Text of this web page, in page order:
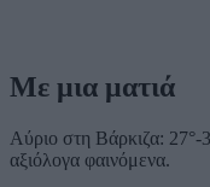
Με μια ματιά
Αύριο στη Βάρκιζα: 27°-
αξιόλογα φαινόμενα.